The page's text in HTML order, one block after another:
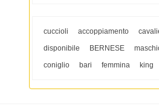
cuccioli accoppiamento
disponibile
BERNESE
coniglio
bari femmina king